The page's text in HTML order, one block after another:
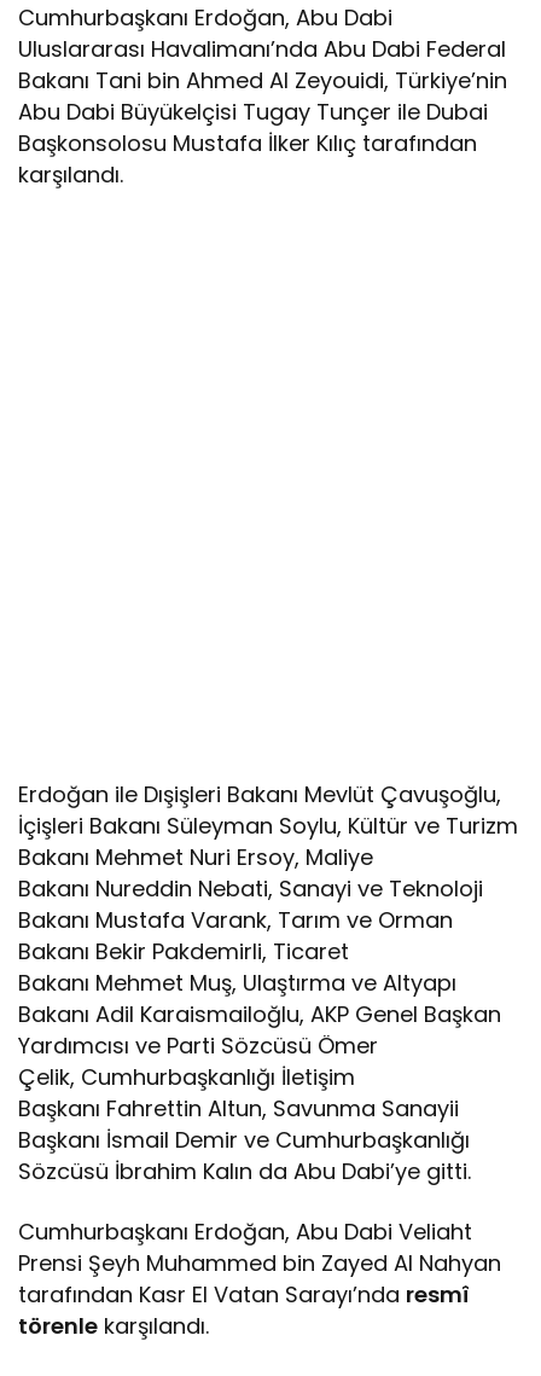
Cumhurbaşkanı Erdoğan, Abu Dabi
Uluslararası Havalimanı’nda Abu Dabi Federal
Bakanı Tani bin Ahmed Al Zeyouidi, Türkiye’nin
Abu Dabi Büyükelçisi Tugay Tunçer ile Dubai
Başkonsolosu Mustafa İlker Kılıç tarafından
karşılandı.
Erdoğan ile Dışişleri Bakanı Mevlüt Çavuşoğlu,
İçişleri Bakanı Süleyman Soylu, Kültür ve Turizm
Bakanı Mehmet Nuri Ersoy, Maliye
Bakanı Nureddin Nebati, Sanayi ve Teknoloji
Bakanı Mustafa Varank, Tarım ve Orman
Bakanı Bekir Pakdemirli, Ticaret
Bakanı Mehmet Muş, Ulaştırma ve Altyapı
Bakanı Adil Karaismailoğlu, AKP Genel Başkan
Yardımcısı ve Parti Sözcüsü Ömer
Çelik, Cumhurbaşkanlığı İletişim
Başkanı Fahrettin Altun, Savunma Sanayii
Başkanı İsmail Demir ve Cumhurbaşkanlığı
Sözcüsü İbrahim Kalın da Abu Dabi’ye gitti.
Cumhurbaşkanı Erdoğan, Abu Dabi Veliaht
Prensi Şeyh Muhammed bin Zayed Al Nahyan
tarafından Kasr El Vatan Sarayı’nda resmî
törenle karşılandı.